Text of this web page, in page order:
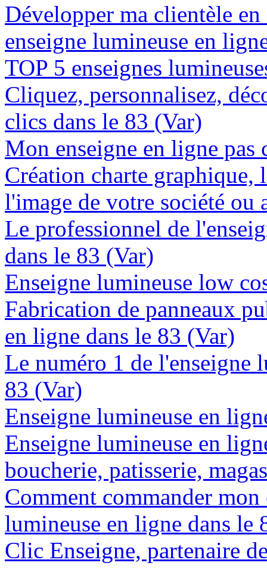
Développer ma clientèle
enseigne lumineuse en
TOP 5 enseignes
Cliquez, personnalisez,
clics dans le 83 (Var)
Mon enseigne en ligne pas
Création charte graphique,
l'image de votre société ou
Le professionnel de
dans le 83 (Var)
Enseigne lumineuse low
Fabrication de panneaux
en ligne dans le 83 (Var)
Le numéro 1 de l'enseigne
83 (Var)
Enseigne lumineuse en
Enseigne lumineuse en
boucherie, patisserie,
Comment commander
lumineuse en ligne dans le
Clic Enseigne, partenaire